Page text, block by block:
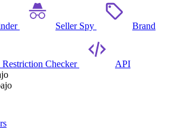
Seller Spy Brand
Checker
API